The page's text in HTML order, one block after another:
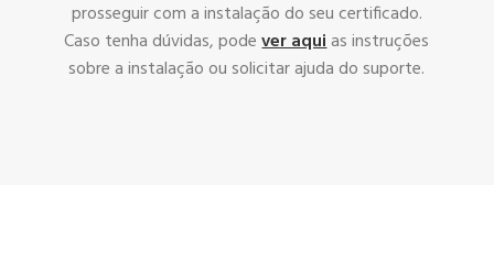
prosseguir com a instalação do seu certificado.
Caso tenha dúvidas, podever aquias instruções
sobre a instalação ou solicitar ajuda do suporte.